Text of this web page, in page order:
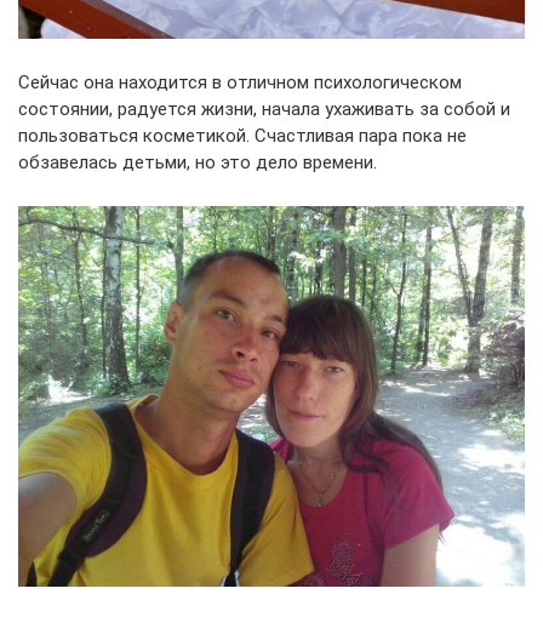
Сейчас она находится в отличном психологическом
состоянии, радуется жизни, начала ухаживать за собой и
пользоваться косметикой. Счастливая пара пока не
обзавелась детьми, но это дело времени.